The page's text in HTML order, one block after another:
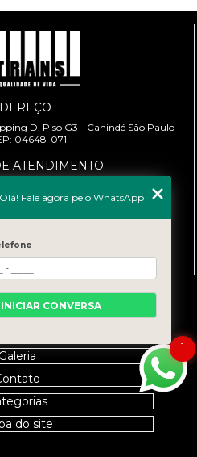
D, Piso G3 - Canindé São Paulo -
04648-071
ATENDIMENTO
9:00h às 18:00h
Home
Galeria
Contato
do site
1
Olá! Fale agora pelo WhatsApp
INICIAR CONVERSA